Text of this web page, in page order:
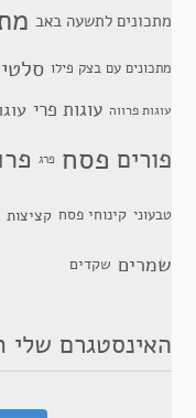
מתכונים לתשעה באב
מתכונים עם בצק פילו
עוגות פרווה עוגות פרי
פורים פסח פרג
טבעוני קינוחי פסח קציצות
שמרים שקדים
האינסטגרם שלי My Instagram